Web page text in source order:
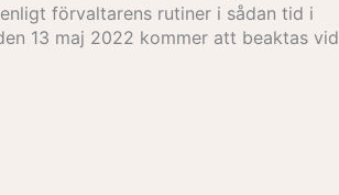
förvaltarens rutiner i sådan tid i
13 maj 2022 kommer att beaktas vid